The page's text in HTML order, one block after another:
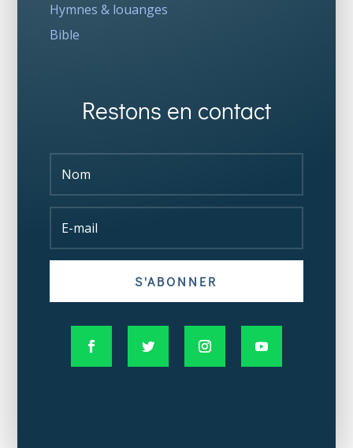
Hymnes & louanges
Bible
Restons en contact
S'ABONNER